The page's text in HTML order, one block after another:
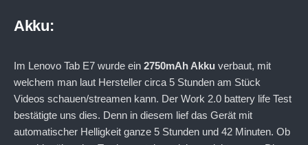
Akku:
Im Lenovo Tab E7 wurde ein 2750mAh Akku verbaut, mit
welchem man laut Hersteller circa 5 Stunden am Stück
Videos schauen/streamen kann. Der Work 2.0 battery life Test
bestätigte uns dies. Denn in diesem lief das Gerät mit
automatischer Helligkeit ganze 5 Stunden und 42 Minuten. Ob